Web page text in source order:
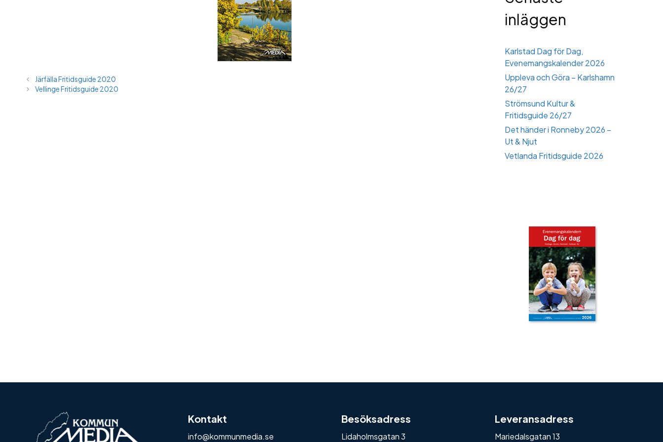
Järfälla Fritidsguide 2020
Vellinge Fritidsguide 2020
inläggen
Karlstad Dag för Dag,
Evenemangskalender 2026
Uppleva och Göra – Karlshamn
26/27
Strömsund Kultur &
Fritidsguide 26/27
Det händer i Ronneby 2026 –
Ut & Njut
Vetlanda Fritidsguide 2026
Kontakt
info@kommunmedia.se
Besöksadress
Lidaholmsgatan 3
Leveransadress
Mariedalsgatan 13